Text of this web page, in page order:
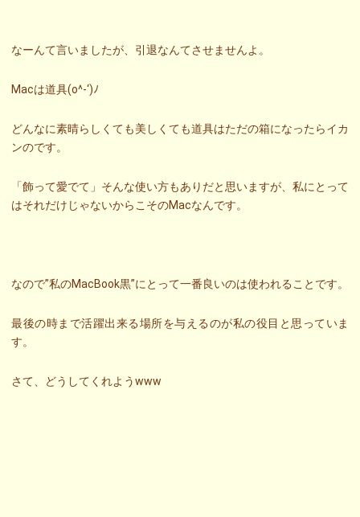
なーんて言いましたが、引退なんてさせませんよ。
Macは道具(o^-‘)ﾉ
どんなに素晴らしくても美しくても道具はただの箱になったらイカ
ンのです。
「飾って愛でて」そんな使い方もありだと思いますが、私にとって
はそれだけじゃないからこそのMacなんです。
なので”私のMacBook黒”にとって一番良いのは使われることです。
最後の時まで活躍出来る場所を与えるのが私の役目と思っていま
す。
さて、どうしてくれようwww